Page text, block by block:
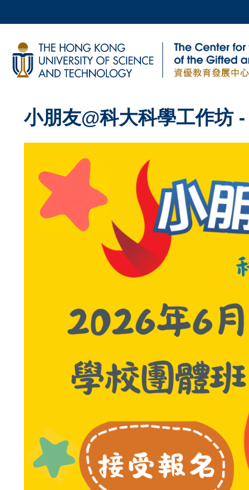
to
main
content
UNIVERSITY NEWS
MAP & DIRECTIONS
Left
Column
Text
Area
小朋友@科大科學工作坊